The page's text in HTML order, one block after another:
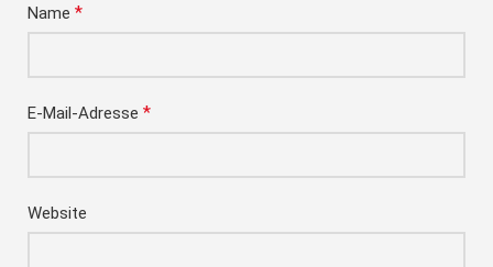
Name *
E-Mail-Adresse *
Website